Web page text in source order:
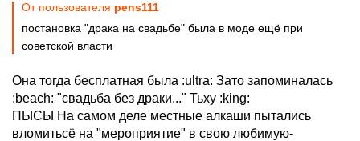
От пользователя pens111
постановка "драка на свадьбе" была в моде ещё при
советской власти
Она тогда бесплатная была :ultra: Зато запоминалась
:beach: "свадьба без драки..." Тьху :king:
ПЫСЫ На самом деле местные алкаши пытались
вломитьсё на "мероприятие" в свою любимую-